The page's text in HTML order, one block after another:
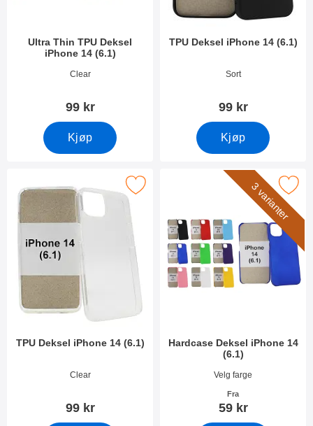
Ultra Thin TPU Deksel
iPhone 14 (6.1)
Varenummer 44807
Clear
99 kr
Kjøp
TPU Deksel iPhone 14 (6.1)
Varenummer 45157
Sort
99 kr
Kjøp
TPU Deksel iPhone 14 (6.1)
Varenummer 45158
Clear
99 kr
Merk tPU Deksel iPhone 14 (6.1) som favoritt 3 varianter
Hardcase Deksel iPhone 14
(6.1)
Varenummer 44806
Velg farge
Fra
59 kr
Merk hardcase Deksel